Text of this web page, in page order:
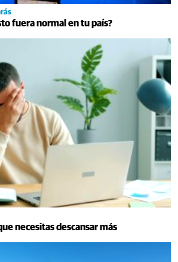
fuera normal en tu país?
necesitas descansar más